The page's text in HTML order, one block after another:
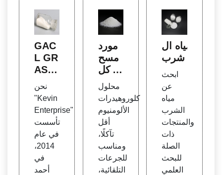
GAC
L GR
ASHI
ي كلو
ريد الأ
لومنيو
م، م
سحو
ق، ال
صيغة
نحن
"Kevin
Enterprise"
تأسست
في عام
2014،
في
أحمد
مورد
مسح
وق كل
وروهي
درات
الألوم
نيوم
(AC
ي الط
بخ - ك
محلول
كلوروهيدرات
الألومنيوم
أقل
تآكلًا،
ومناسب
للجرعات
التلقائية،
مياه ال
شرب
ابحث
عن
مياه
الشرب
والمنتجات
ذات
الصلة
للبحث
العلمي